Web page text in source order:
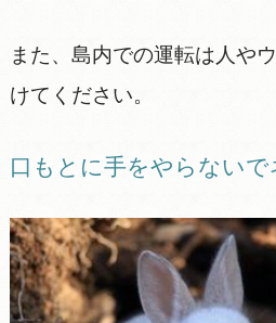
また、島内での運転は人や
けてください。
口もとに手をやらないで